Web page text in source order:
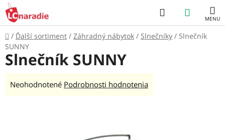
Prejsť
na
obsah
Hľadať
KOŠÍK
Domov
/ Ďalší sortiment / Záhradný nábytok / Slnečníky / Slnečník
SUNNY
Slnečník SUNNY
Priemerné
Neohodnotené Podrobnosti hodnotenia